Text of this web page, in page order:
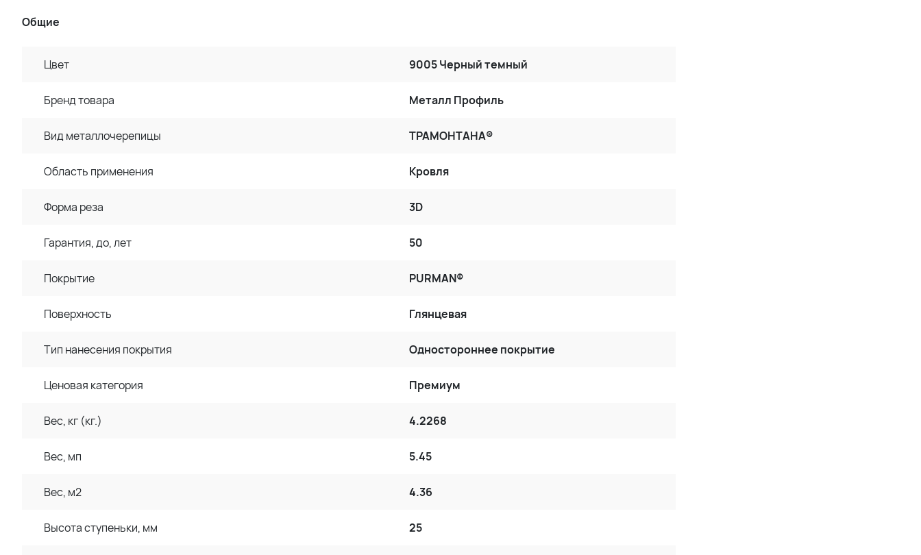
Общие
Цвет 9005 Черный темный
Бренд товара Металл Профиль
Вид металлочерепицы ТРАМОНТАНА®
Область применения Кровля
Форма реза 3D
Гарантия, до, лет 50
Покрытие PURMAN®
Поверхность Глянцевая
Тип нанесения покрытия Одностороннее покрытие
Ценовая категория Премиум
Вес, кг (кг.) 4.2268
Вес, мп 5.45
Вес, м2 4.36
Высота ступеньки, мм 25